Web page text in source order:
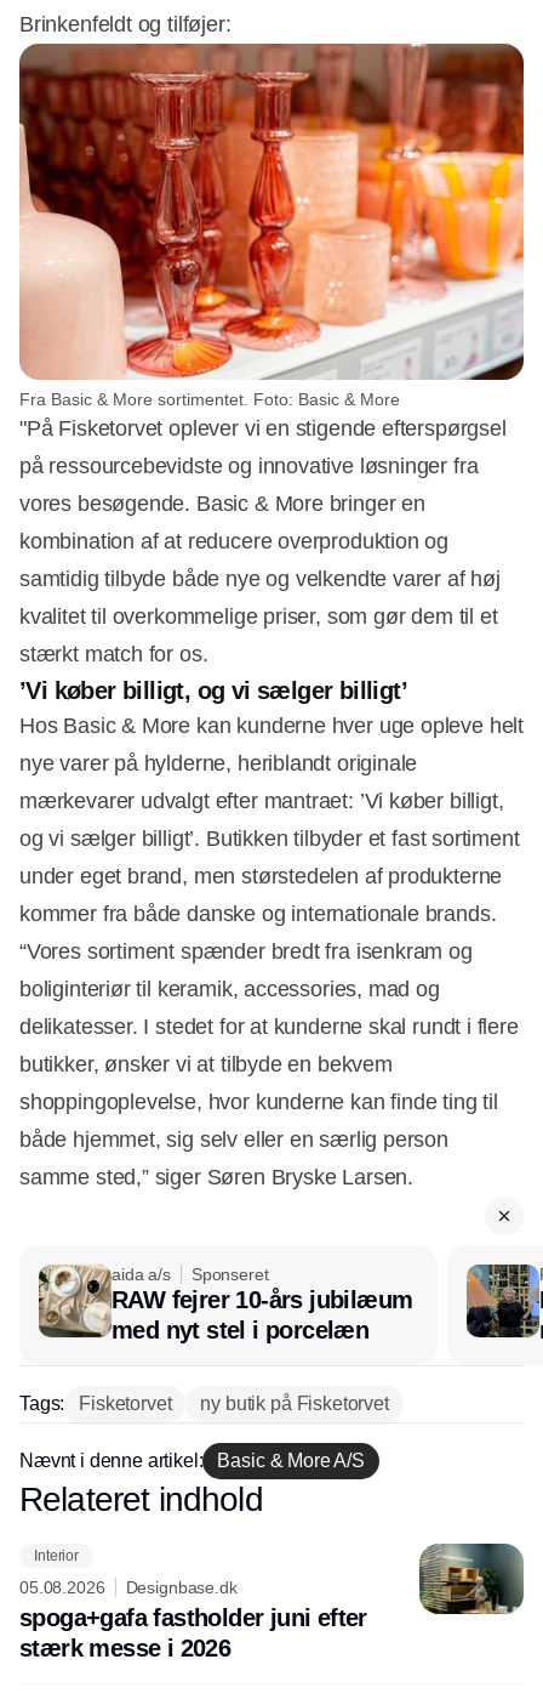
Brinkenfeldt og tilføjer:
Fra Basic & More sortimentet. Foto: Basic & More
"På Fisketorvet oplever vi en stigende efterspørgsel
på ressourcebevidste og innovative løsninger fra
vores besøgende. Basic & More bringer en
kombination af at reducere overproduktion og
samtidig tilbyde både nye og velkendte varer af høj
kvalitet til overkommelige priser, som gør dem til et
stærkt match for os.
’Vi køber billigt, og vi sælger billigt’
Hos Basic & More kan kunderne hver uge opleve helt
nye varer på hylderne, heriblandt originale
mærkevarer udvalgt efter mantraet: ’Vi køber billigt,
og vi sælger billigt’. Butikken tilbyder et fast sortiment
under eget brand, men størstedelen af produkterne
kommer fra både danske og internationale brands.
“Vores sortiment spænder bredt fra isenkram og
boliginteriør til keramik, accessories, mad og
delikatesser. I stedet for at kunderne skal rundt i flere
butikker, ønsker vi at tilbyde en bekvem
shoppingoplevelse, hvor kunderne kan finde ting til
både hjemmet, sig selv eller en særlig person
samme sted,” siger Søren Bryske Larsen.
aida a/s Sponseret
RAW fejrer 10-års jubilæum
med nyt stel i porcelæn
Tags: Fisketorvet ny butik på Fisketorvet
Nævnt i denne artikel: Basic & More A/S
Annonce
Relateret indhold
Interior
05.08.2026 Designbase.dk
spoga+gafa fastholder juni efter
stærk messe i 2026